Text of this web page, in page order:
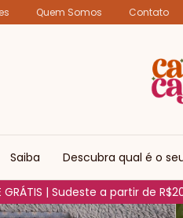
Quem Somos Contato
GRÁTIS | Sudeste a partir de
Saiba Descubra qual é o